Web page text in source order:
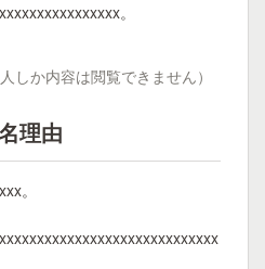
。
しか内容は閲覧できません）
理由
。